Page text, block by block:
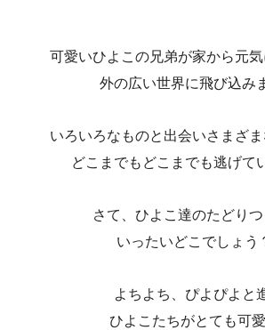
可愛いひよこの兄弟が家から元気
外の広い世界に飛び込み
いろいろなものと出会いさまざま
どこまでもどこまでも逃げて
さて、ひよこ達のたどり
いったいどこでしょう
よちよち、ぴよぴよと
ひよこたちがとても可